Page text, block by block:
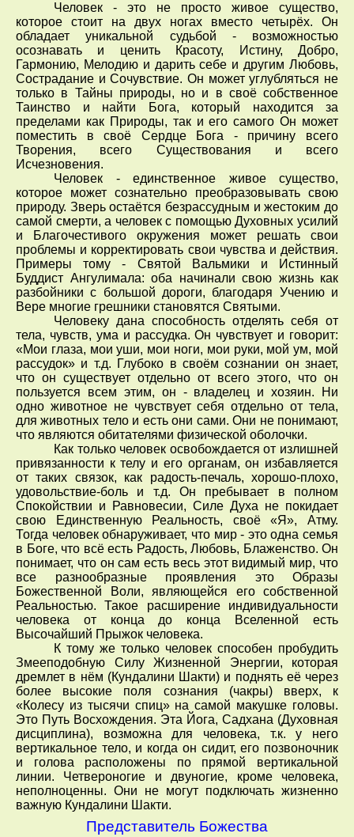
Человек - это не просто живое существо,
которое стоит на двух ногах вместо четырёх. Он
обладает уникальной судьбой - возможностью
осознавать и ценить Красоту, Истину, Добро,
Гармонию, Мелодию и дарить себе и другим Любовь,
Сострадание и Сочувствие. Он может углубляться не
только в Тайны природы, но и в своё собственное
Таинство и найти Бога, который находится за
пределами как Природы, так и его самого Он может
поместить в своё Сердце Бога - причину всего
Творения, всего Существования и всего
Исчезновения.
Человек - единственное живое существо,
которое может сознательно преобразовывать свою
природу. Зверь остаётся безрассудным и жестоким до
самой смерти, а человек с помощью Духовных усилий
и Благочестивого окружения может решать свои
проблемы и корректировать свои чувства и действия.
Примеры тому - Святой Вальмики и Истинный
Буддист Ангулимала: оба начинали свою жизнь как
разбойники с большой дороги, благодаря Учению и
Вере многие грешники становятся Святыми.
Человеку дана способность отделять себя от
тела, чувств, ума и рассудка. Он чувствует и говорит:
«Мои глаза, мои уши, мои ноги, мои руки, мой ум, мой
рассудок» и т.д. Глубоко в своём сознании он знает,
что он существует отдельно от всего этого, что он
пользуется всем этим, он - владелец и хозяин. Ни
одно животное не чувствует себя отдельно от тела,
для животных тело и есть они сами. Они не понимают,
что являются обитателями физической оболочки.
Как только человек освобождается от излишней
привязанности к телу и его органам, он избавляется
от таких связок, как радость-печаль, хорошо-плохо,
удовольствие-боль и т.д. Он пребывает в полном
Спокойствии и Равновесии, Силе Духа не покидает
свою Единственную Реальность, своё «Я», Атму.
Тогда человек обнаруживает, что мир - это одна семья
в Боге, что всё есть Радость, Любовь, Блаженство. Он
понимает, что он сам есть весь этот видимый мир, что
все разнообразные проявления это Образы
Божественной Воли, являющейся его собственной
Реальностью. Такое расширение индивидуальности
человека от конца до конца Вселенной есть
Высочайший Прыжок человека.
К тому же только человек способен пробудить
Змееподобную Силу Жизненной Энергии, которая
дремлет в нём (Кундалини Шакти) и поднять её через
более высокие поля сознания (чакры) вверх, к
«Колесу из тысячи спиц» на самой макушке головы.
Это Путь Восхождения. Эта Йога, Садхана (Духовная
дисциплина), возможна для человека, т.к. у него
вертикальное тело, и когда он сидит, его позвоночник
и голова расположены по прямой вертикальной
линии. Четвероногие и двуногие, кроме человека,
неполноценны. Они не могут подключать жизненно
важную Кундалини Шакти.
Представитель Божества